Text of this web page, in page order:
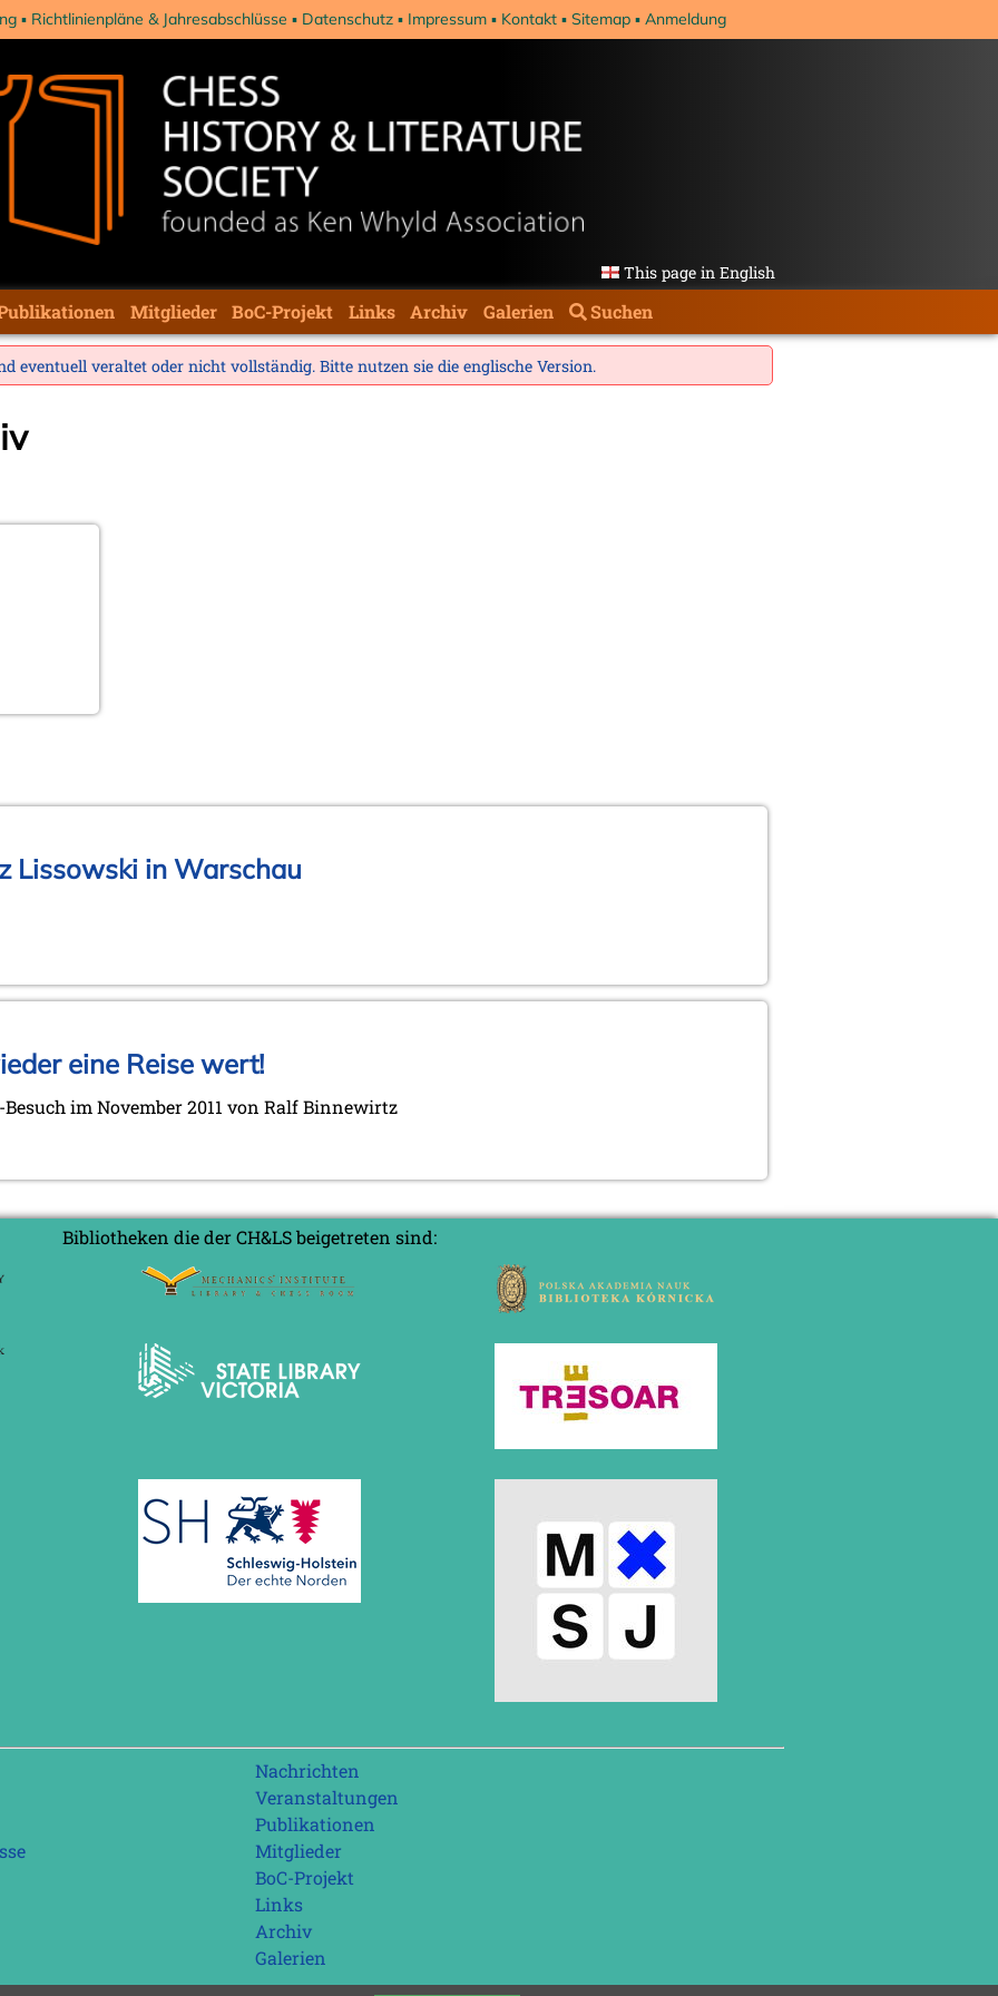
Richtlinienpläne & Jahresabschlüsse Datenschutz Impressum Kontakt Sitemap Anmeldung
This page in English
Mitglieder BoC-Projekt Links Archiv Galerien Suchen
eventuell veraltet oder nicht vollständig. Bitte nutzen sie die englische Version.
Lissowski in Warschau
eine Reise wert!
im November 2011 von Ralf Binnewirtz
Bibliotheken die der CH&LS beigetreten sind:
Navigation
überspringen
Nachrichten
Veranstaltungen
Publikationen
Mitglieder
BoC-Projekt
Links
Archiv
Galerien